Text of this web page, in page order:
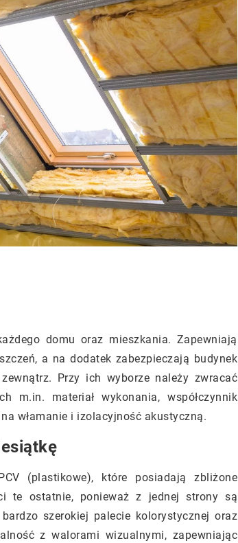
domu oraz mieszkania. Zapewniają
a na dodatek zabezpieczają budynek
Przy ich wyborze należy zwracać
m.in. materiał wykonania, współczynnik
włamanie i izolacyjność akustyczną.
(plastikowe), które posiadają zbliżone
te ostatnie, ponieważ z jednej strony są
szerokiej palecie kolorystycznej oraz
z walorami wizualnymi, zapewniając